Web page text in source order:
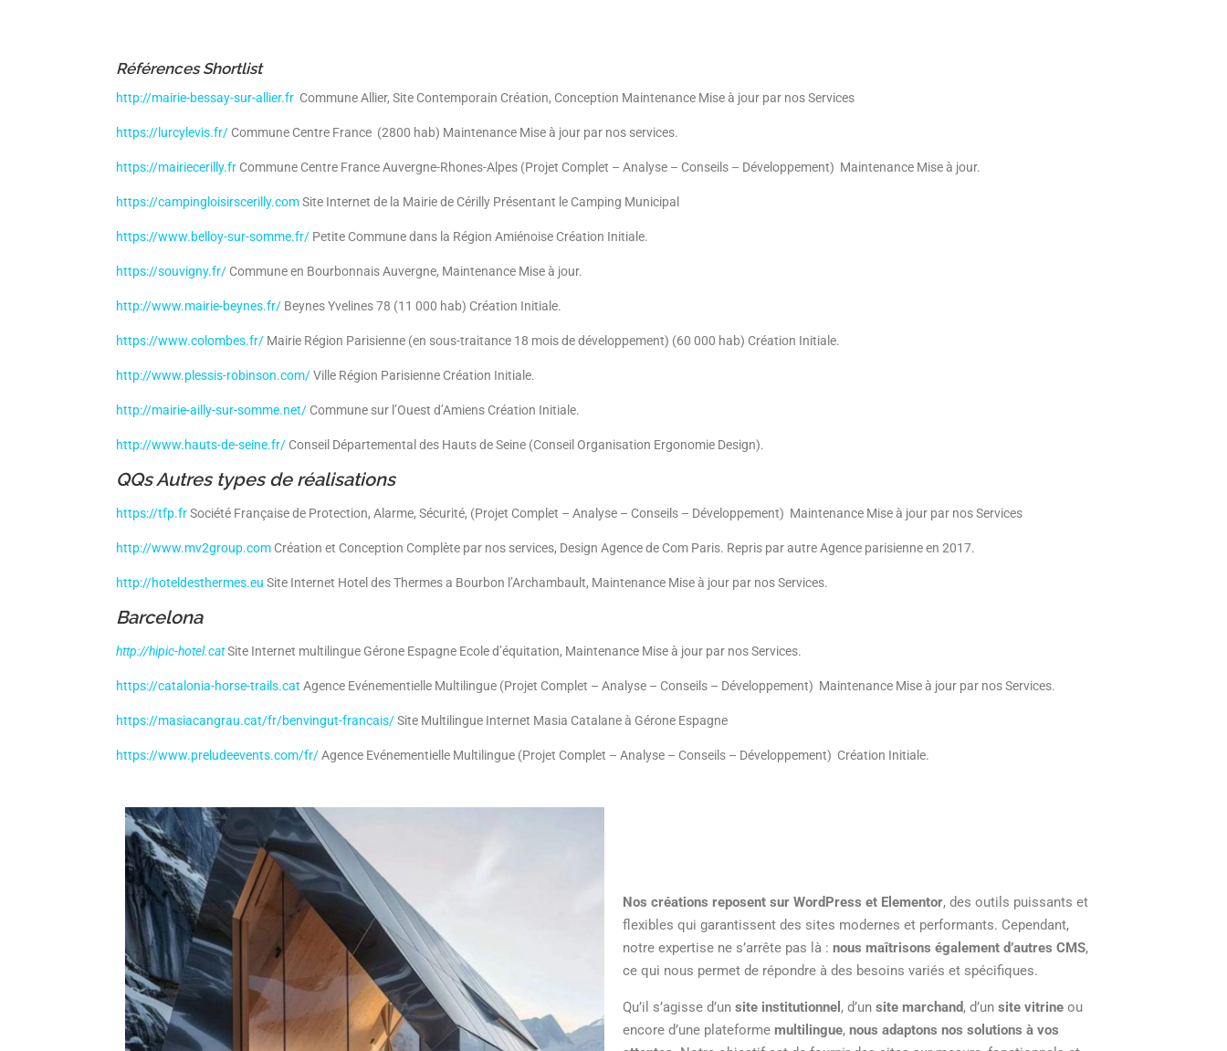
Références Shortlist
http://mairie-bessay-sur-allier.fr Commune Allier, Site Contemporain Création, Conception Maintenance Mise à jour par nos Services
https://lurcylevis.fr/ Commune Centre France (2800 hab) Maintenance Mise à jour par nos services.
https://mairiecerilly.fr Commune Centre France Auvergne-Rhones-Alpes (Projet Complet – Analyse – Conseils – Développement) Maintenance Mise à jour.
https://campingloisirscerilly.comSite Internet de la Mairie de Cérilly Présentant le Camping Municipal
https://www.belloy-sur-somme.fr/ Petite Commune dans la Région Amiénoise Création Initiale.
https://souvigny.fr/ Commune en Bourbonnais Auvergne, Maintenance Mise à jour.
http://www.mairie-beynes.fr/ Beynes Yvelines 78 (11 000 hab) Création Initiale.
https://www.colombes.fr/ Mairie Région Parisienne (en sous-traitance 18 mois de développement) (60 000 hab) Création Initiale.
http://www.plessis-robinson.com/Ville Région Parisienne Création Initiale.
http://mairie-ailly-sur-somme.net/ Commune sur l’Ouest d’Amiens Création Initiale.
http://www.hauts-de-seine.fr/ Conseil Départemental des Hauts de Seine (Conseil Organisation Ergonomie Design).
QQs Autres types de réalisations
https://tfp.frSociété Française de Protection, Alarme, Sécurité, (Projet Complet – Analyse – Conseils – Développement) Maintenance Mise à jour par nos Services
http://www.mv2group.com Création et Conception Complète par nos services, Design Agence de Com Paris. Repris par autre Agence parisienne en 2017.
http://hoteldesthermes.eu Site Internet Hotel des Thermes a Bourbon l’Archambault, Maintenance Mise à jour par nos Services.
Barcelona
http://hipic-hotel.catSite Internet multilingue Gérone Espagne Ecole d’équitation, Maintenance Mise à jour par nos Services.
https://catalonia-horse-trails.cat Agence Evénementielle Multilingue (Projet Complet – Analyse – Conseils – Développement) Maintenance Mise à jour par nos Services.
https://masiacangrau.cat/fr/benvingut-francais/Site Multilingue Internet Masia Catalane à Gérone Espagne
https://www.preludeevents.com/fr/Agence Evénementielle Multilingue (Projet Complet – Analyse – Conseils – Développement) Création Initiale.
Nos créations reposent sur WordPress et Elementor, des outils puissants et
flexibles qui garantissent des sites modernes et performants. Cependant,
notre expertise ne s’arrête pas là : nous maîtrisons également d’autres CMS,
ce qui nous permet de répondre à des besoins variés et spécifiques.
Qu’il s’agisse d’un site institutionnel , d’un site marchand, d’un site vitrine ou
encore d’une plateforme multilingue, nous adaptons nos solutions à vos